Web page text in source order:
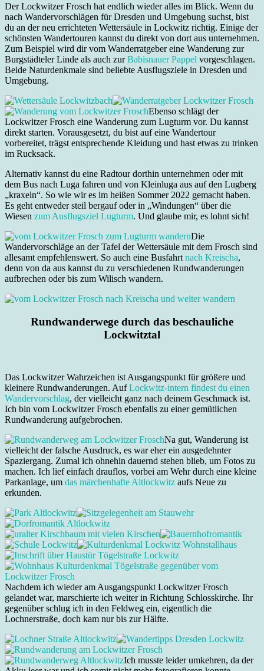
Der Lockwitzer Frosch hat endlich wieder alles im Blick. Wenn du
nach Wandervorschlägen für Dresden und Umgebung suchst, bist
du an der neu errichteten Wettersäule in Lockwitz richtig. Einige der
schönsten Wandertouren kannst du direkt von dort aus unternehmen.
Zum Beispiel wird dir vom Wanderratgeber eine Wanderung zur
Burgstädteler Linde als auch zurBabisnauer Pappel vorgeschlagen.
Beide Naturdenkmale sind beliebte Ausflugsziele in Dresden und
Umgebung.
Ebenso schlägt der
Lockwitzer Frosch eine Wanderung zum Lugturm vor. Du kannst
direkt starten. Vorausgesetzt, du bist auf eine Wandertour
vorbereitet, trägst entsprechende Kleidung und hast etwas zu trinken
im Rucksack.
Alternativ kannst du eine Radtour dorthin unternehmen oder mit
dem Bus nach Luga fahren und von Kleinluga aus auf den Lugberg
„kraxeln“. So wie wir es im heißen Sommer 2022 gemacht haben.
Es geht entweder steil bergauf oder in „Windungen“ über die
Wiesen zum Ausflugsziel Lugturm. Und glaube mir, es lohnt sich!
Die
Wandervorschläge an der Tafel der Wettersäule mit dem Frosch sind
allesamt empfehlenswert. So auch eine Busfahrt nach Kreischa,
denn von da aus kannst du zu verschiedenen Rundwanderungen
aufbrechen oder bis zum Wilisch wandern.
Rundwanderwege durch das beschauliche
Lockwitztal
Das Lockwitzer Wahrzeichen ist Ausgangspunkt für größere und
kleinere Rundwanderungen. AufLockwitz-intern findest du einen
Wandervorschlag, der vielleicht ganz nach deinem Geschmack ist.
Ich bin vom Lockwitzer Frosch ebenfalls zu einer gemütlichen
Rundwanderung aufgebrochen.
Na gut, Wanderung ist
vielleicht der falsche Ausdruck, es war eher ein ausgedehnter
Spaziergang. Zumal ich ohnehin dauernd stehen blieb, um Fotos zu
machen. Ich lief einfach drauflos, vorbei am Wehr durch eine kleine
Parkanlage, um das märchenhafte Altlockwitz aufs Neue zu
erkunden.
Nachdem ich wieder am Ausgangspunkt Lockwitzer Frosch
gelandet war, marschierte ich weiter in Richtung Schlosskirche. Ihr
gegenüber schlug ich in den Feldweg ein, eigentlich die
Lochnerstraße, doch kam nur bis zur Hälfte.
Ich musste leider umkehren, da der